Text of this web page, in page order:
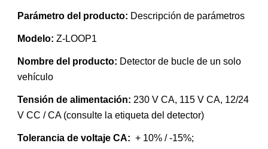
Parámetro del producto: Descripción de parámetros
Modelo: Z-LOOP1
Nombre del producto: Detector de bucle de un solo
vehículo
Tensión de alimentación: 230 V CA, 115 V CA, 12/24
V CC / CA (consulte la etiqueta del detector)
Tolerancia de voltaje CA: + 10% / -15%;